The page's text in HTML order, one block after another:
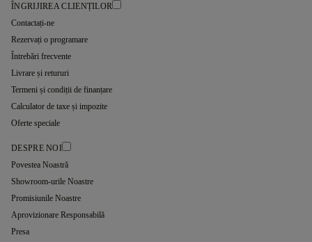
ÎNGRIJIREA CLIENȚILOR
Contactați-ne
Rezervați o programare
Întrebări frecvente
Livrare și retururi
Termeni și condiții de finanțare
Calculator de taxe și impozite
Oferte speciale
DESPRE NOI
Povestea Noastră
Showroom-urile Noastre
Promisiunile Noastre
Aprovizionare Responsabilă
Presa